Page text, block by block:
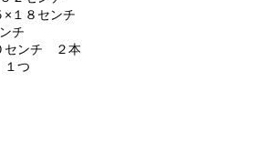
１８センチ
チ
センチ ２本
つ